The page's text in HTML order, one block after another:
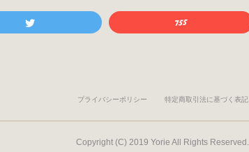
プライバシーポリシー 特定商取引法に基づく表記
Copyright (C) 2019 Yorie All Rights Reserved.